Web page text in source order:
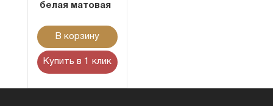
белая матовая
В корзину
Купить в 1 клик